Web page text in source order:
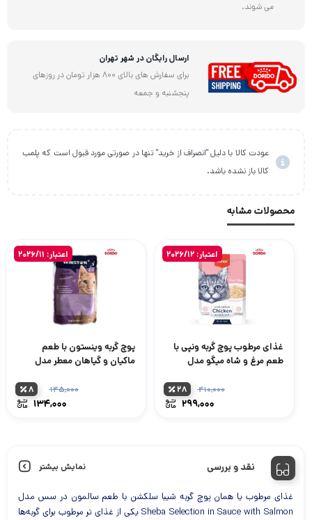
می شوند.
ارسال رایگان در شهر تهران
برای سفارش های بالای 800 هزار تومان در روزهای
پنجشنبه و جمعه
عودت کالا با دلیل "انصراف از خرید" تنها در صورتی مورد قبول است که پلمب
کالا باز نشده باشد.
محصولات مشابه
اعتبار: 2026/12
غذای مرطوب پوچ گربه ونپی با
طعم مرغ و شاه میگو مدل
with Chicken & Shrimp وزن
۴۱۰,۰۰۰
قیمت
۲۹۹,۰۰۰
۲۸
اعتبار: 2026/11
پوچ گربه وینستون با طعم
ماکیان و گیاهان معطر مدل
Mit Geflügel in۱۴۵,۰۰۰
۱۳۴,۰۰۰
۸
نقد و بررسی نمایش بیشتر
غذای مرطوب یا همان پوچ گربه شیبا سلکشن با طعم سالمون در سس مدل
Sheba Selection in Sauce with Salmon یکی از غذای تر مرطوب برای گربه‌ها